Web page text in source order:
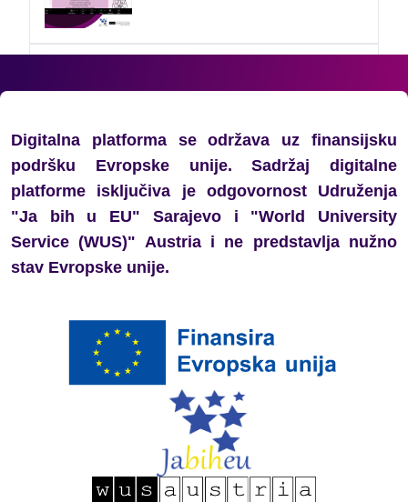
Glas mladih važan je sada:
obrazovanje kao prostor slobode
izražavanja i aktivnog učešća
Generacija koja ne šuti: Mladi iz
regiona o slobodi izražavanja i
promjenama
Preporuke mladih za donosioce
Digitalna platforma se održava uz finansijsku
podršku Evropske unije. Sadržaj digitalne
platforme isključiva je odgovornost Udruženja
"Ja bih u EU" Sarajevo i "World University
Service (WUS)" Austria i ne predstavlja nužno
stav Evropske unije.